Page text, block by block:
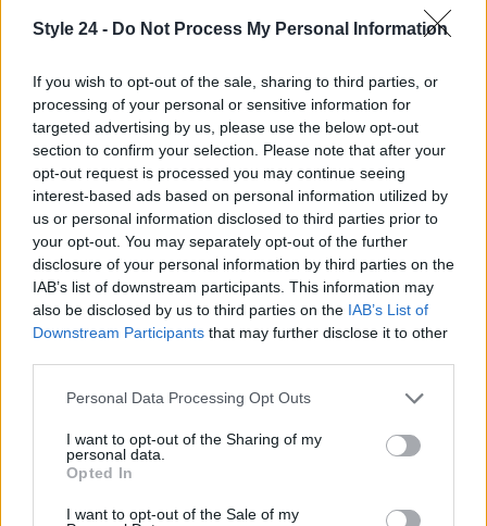
Style 24 - Do Not Process My Personal Information
If you wish to opt-out of the sale, sharing to third parties, or
processing of your personal or sensitive information for
targeted advertising by us, please use the below opt-out
section to confirm your selection. Please note that after your
opt-out request is processed you may continue seeing
interest-based ads based on personal information utilized by
us or personal information disclosed to third parties prior to
your opt-out. You may separately opt-out of the further
disclosure of your personal information by third parties on the
IAB’s list of downstream participants. This information may
also be disclosed by us to third parties on the IAB’s List of
Downstream Participants that may further disclose it to other
Please note that this website/app uses one or more Google
not limited to your visit or usage behaviour. You may click to
grant or deny consent to Google and its third-party tags to
use your data for below specified purposes in below Google
consent section.
Personal Data Processing Opt Outs
I want to opt-out of the Sharing of my
personal data.
Opted In
I want to opt-out of the Sale of my
AUTORE
Staff